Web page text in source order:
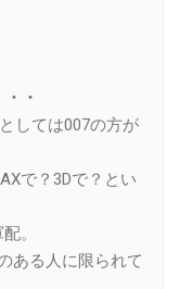
・
しては007の方が
で？3Dで？とい
。
ある人に限られて